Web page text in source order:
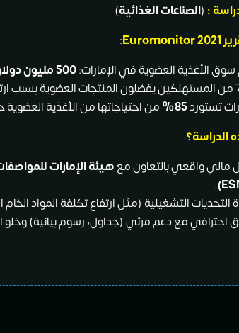
:
(الصناعات الغذائية)
Euromonitor 2021
:
الأغذية العضوية في الإمارات:500 مليون دولار
الصحي.
تستورد85%
من احتياجاتها من الأغذية العضوية
الدراسة؟
مالي واقعي بالتعاون معهيئة الإمارات
.
التحديات التشغيلية (مثل ارتفاع تكلفة المواد
احترافي مع دعم مرئي (جداول، رسوم بيانية) وخلو